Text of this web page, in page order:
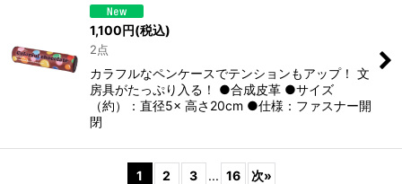
1,100円(税込)
2点
カラフルなペンケースでテンションもアップ！ 文
房具がたっぷり入る！ ●合成皮革 ●サイズ
（約）：直径5× 高さ20cm ●仕様：ファスナー開
閉
1 2 3 ... 16 次»